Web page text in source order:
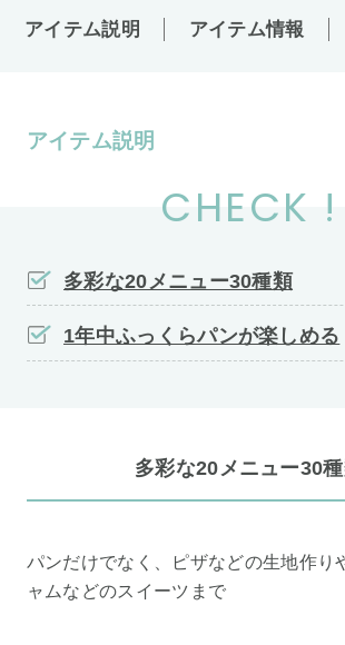
アイテム説明 アイテム情報
アイテム説明
CHECK !
多彩な20メニュー30種類
1年中ふっくらパンが楽しめる
多彩な20メニュー30
パンだけでなく、ピザなどの生地作り
ャムなどのスイーツまで